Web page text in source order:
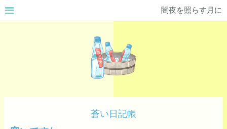
闇夜を照らす月に
蒼い日記帳